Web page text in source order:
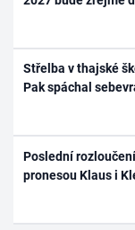
Střelba v thajské
Pak spáchal
Poslední
pronesou Klaus i